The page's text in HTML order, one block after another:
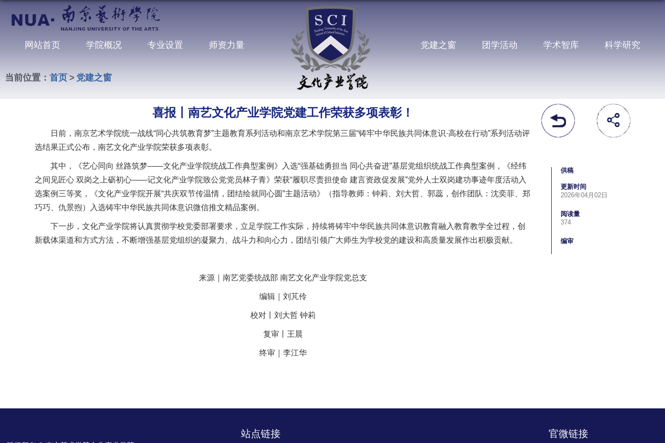
网站首页 学院概况 专业设置 师资力量 党建之窗 团学活动 学术智库 科学研究
当前位置： 首页 > 党建之窗
供稿
更新时间
2026年04月02日
阅读量
374
编审
喜报丨南艺文化产业学院党建工作荣获多项表彰！
日前，南京艺术学院统一战线“同心共筑教育梦”主题教育系列活动和南京艺术学院第三届“铸牢中华民族共同体意识·高校在行动”系列活动评
选结果正式公布，南艺文化产业学院荣获多项表彰。
其中，《艺心同向 丝路筑梦——文化产业学院统战工作典型案例》入选“强基础勇担当 同心共奋进”基层党组织统战工作典型案例，《经纬
之间见匠心 双岗之上砺初心——记文化产业学院致公党党员林子青》荣获“履职尽责担使命 建言资政促发展”党外人士双岗建功事迹年度活动入
选案例三等奖，《文化产业学院开展“共庆双节传温情，团结绘就同心圆”主题活动》（指导教师：钟莉、刘大哲、郭蕊，创作团队：沈奕菲、郑
巧巧、仇景煦）入选铸牢中华民族共同体意识微信推文精品案例。
下一步，文化产业学院将认真贯彻学校党委部署要求，立足学院工作实际，持续将铸牢中华民族共同体意识教育融入教育教学全过程，创
新载体渠道和方式方法，不断增强基层党组织的凝聚力、战斗力和向心力，团结引领广大师生为学校党的建设和高质量发展作出积极贡献。
来源｜南艺党委统战部 南艺文化产业学院党总支
编辑｜刘芃伶
校对丨刘大哲 钟莉
复审丨王晨
终审｜李江华
站点链接 官微链接